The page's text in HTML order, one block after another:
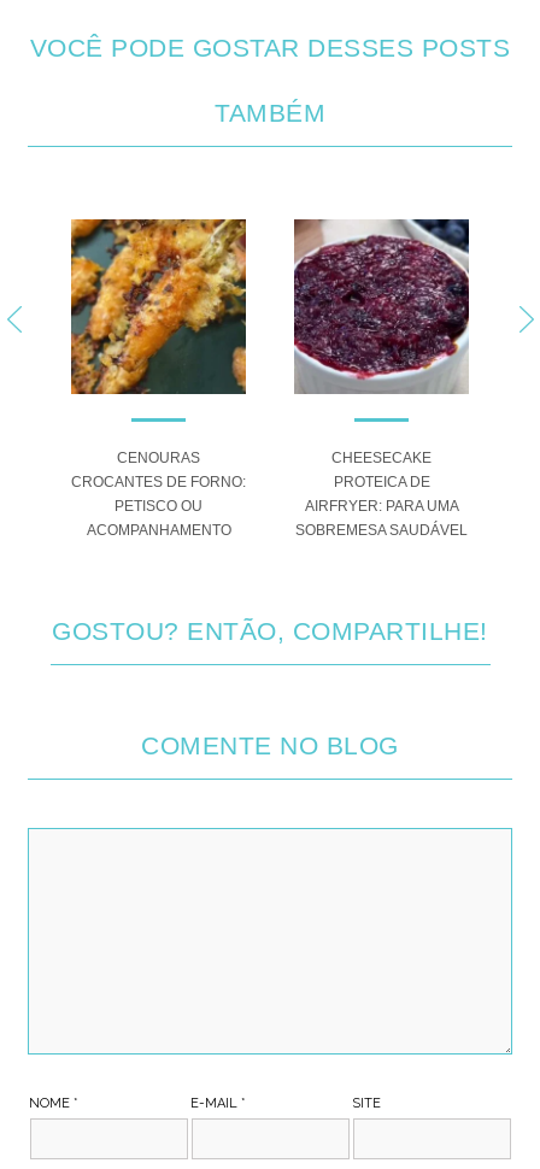
VOCÊ PODE GOSTAR DESSES POSTS
TAMBÉM
CENOURAS
CROCANTES DE FORNO:
PETISCO OU
ACOMPANHAMENTO
CHEESECAKE
PROTEICA DE
AIRFRYER: PARA UMA
SOBREMESA SAUDÁVEL
GOSTOU? ENTÃO, COMPARTILHE!
COMENTE NO BLOG
NOME * E-MAIL* SITE